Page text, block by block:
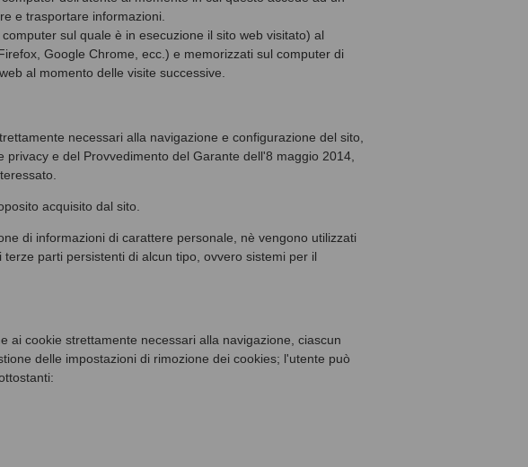
e trasportare informazioni.
sul quale è in esecuzione il sito web visitato) al
Google Chrome, ecc.) e memorizzati sul computer di
al momento delle visite successive.
necessari alla navigazione e configurazione del sito,
e del Provvedimento del Garante dell'8 maggio 2014,
acquisito dal sito.
di informazioni di carattere personale, nè vengono utilizzati
parti persistenti di alcun tipo, ovvero sistemi per il
ai cookie strettamente necessari alla navigazione, ciascun
delle impostazioni di rimozione dei cookies; l'utente può